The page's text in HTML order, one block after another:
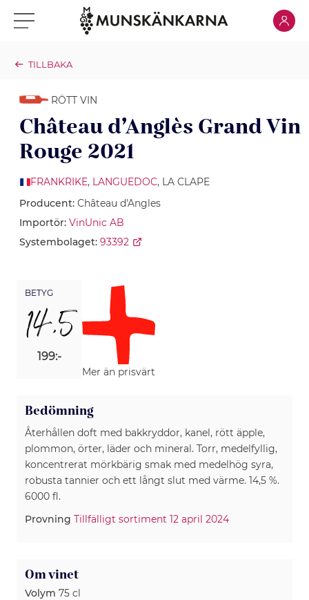
Klicka för meny Klicka
TILLBAKA
RÖTT VIN
Château d’Anglès Grand Vin
Rouge 2021
FRANKRIKE, LANGUEDOC, LA CLAPE
Producent: Château d'Angles
Importör: VinUnic AB
Systembolaget: 93392
BETYG
14,5
199:-
Mer än prisvärt
Bedömning
Återhållen doft med bakkryddor, kanel, rött äpple,
plommon, örter, läder och mineral. Torr, medelfyllig,
koncentrerat mörkbärig smak med medelhög syra,
robusta tannier och ett långt slut med värme. 14,5 %.
6000 fl.
Provning Tillfälligt sortiment 12 april 2024
Om vinet
Volym 75 cl